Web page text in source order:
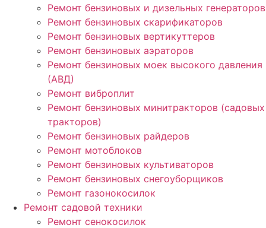
Ремонт бензиновых и дизельных генераторов
Ремонт бензиновых скарификаторов
Ремонт бензиновых вертикуттеров
Ремонт бензиновых аэраторов
Ремонт бензиновых моек высокого давления
(АВД)
Ремонт виброплит
Ремонт бензиновых минитракторов (садовых
тракторов)
Ремонт бензиновых райдеров
Ремонт мотоблоков
Ремонт бензиновых культиваторов
Ремонт бензиновых снегоуборщиков
Ремонт газонокосилок
Ремонт садовой техники
Ремонт сенокосилок